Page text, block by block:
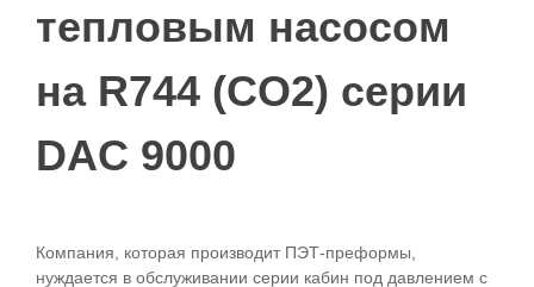
тепловым насосом
на R744 (CO2) серии
DAC 9000
Компания, которая производит ПЭТ-преформы,
нуждается в обслуживании серии кабин под давлением с